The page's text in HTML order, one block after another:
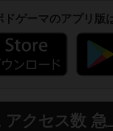
ドゲーマのアプリ版
アクセス数 急